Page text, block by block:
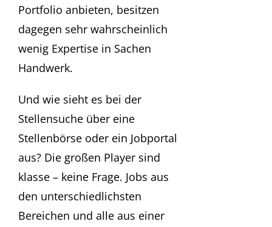
Portfolio anbieten, besitzen
dagegen sehr wahrscheinlich
wenig Expertise in Sachen
Handwerk.
Und wie sieht es bei der
Stellensuche über eine
Stellenbörse oder ein Jobportal
aus? Die großen Player sind
klasse – keine Frage. Jobs aus
den unterschiedlichsten
Bereichen und alle aus einer